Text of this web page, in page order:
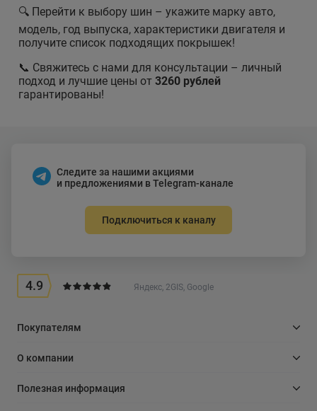
🔍 Перейти к выбору шин – укажите марку авто,
модель, год выпуска, характеристики двигателя и
получите список подходящих покрышек!
📞 Свяжитесь с нами для консультации – личный
подход и лучшие цены от 3260 рублей
гарантированы!
Следите за нашими акциями
и предложениями в Telegram-канале
Подключиться к каналу
4.9 Яндекс, 2GIS, Google
Покупателям
О компании
Полезная информация